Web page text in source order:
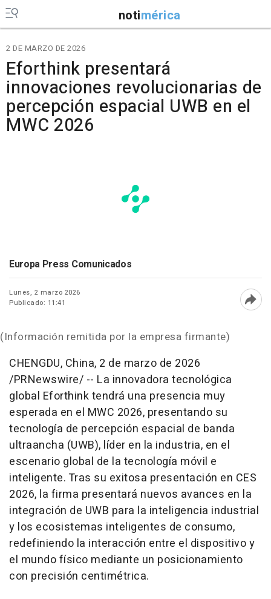
notimérica
2 DE MARZO DE 2026
Eforthink presentará
innovaciones revolucionarias de
percepción espacial UWB en el
MWC 2026
Europa Press Comunicados
Lunes, 2 marzo 2026
Publicado: 11:41
(Información remitida por la empresa firmante)
CHENGDU, China, 2 de marzo de 2026
/PRNewswire/ -- La innovadora tecnológica
global Eforthink tendrá una presencia muy
esperada en el MWC 2026, presentando su
tecnología de percepción espacial de banda
ultraancha (UWB), líder en la industria, en el
escenario global de la tecnología móvil e
inteligente. Tras su exitosa presentación en CES
2026, la firma presentará nuevos avances en la
integración de UWB para la inteligencia industrial
y los ecosistemas inteligentes de consumo,
redefiniendo la interacción entre el dispositivo y
el mundo físico mediante un posicionamiento
con precisión centimétrica.